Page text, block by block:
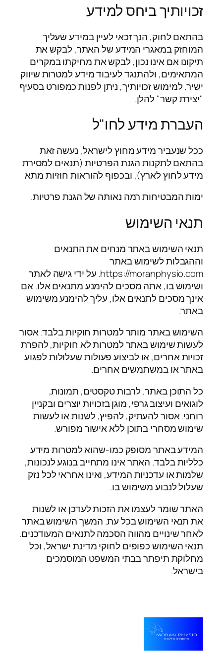
זכויותיך ביחס למידע
בהתאם לחוק, הנך זכאי לעיין במידע שעליך
המוחזק במאגרי המידע של האתר, לבקש את
תיקונו אם אינו נכון, לבקש את מחיקתו במקרים
המתאימים, ולהתנגד לעיבוד מידע למטרות שיווק
ישיר. למימוש זכויותיך, ניתן לפנות כמפורט בסעיף
"יצירת קשר" להלן.
העברת מידע לחו"ל
ככל שנעביר מידע מחוץ לישראל, נעשה זאת
בהתאם לתקנות הגנת הפרטיות (תנאים למסירת
מידע לחוץ לארץ), ובכפוף להוראות חוזיות מתא
ימות המבטיחות רמה נאותה של הגנת פרטיות.
תנאי השימוש
תנאי השימוש באתר מנחים את התנאים
וההגבלות לשימוש באתר
https://moranphysio.com. על ידי גישה לאתר
ושימוש בו, אתה מסכים להימנע מתנאים אלו. אם
אינך מסכים לתנאים אלו, עליך להימנע משימוש
באתר.
השימוש באתר מותר למטרות חוקיות בלבד. אסור
לעשות שימוש באתר למטרות לא חוקיות, להפרת
זכויות אחרים, או לביצוע פעולות שעלולות לפגוע
באתר או במשתמשים אחרים.
כל התוכן באתר, לרבות טקסטים, תמונות,
לוגואים ועיצוב גרפי, מוגן בזכויות יוצרים ובקניין
רוחני. אסור להעתיק, להפיץ, לשנות או לעשות
שימוש מסחרי בתוכן ללא אישור מפורש.
המידע באתר מסופק כמו-שהוא למטרות מידע
כלליות בלבד. האתר אינו מתחייב בנוגע לנכונות,
שלמות או עדכניות המידע, ואינו אחראי לכל נזק
שעלול לנבוע משימוש בו.
האתר שומר לעצמו את הזכות לעדכן או לשנות
את תנאי השימוש בכל עת. המשך השימוש באתר
לאחר שינויים מהווה הסכמה לתנאים המעודכנים.
תנאי השימוש כפופים לחוקי מדינת ישראל, וכל
מחלוקת תיפתר בבתי המשפט המוסמכים
בישראל.